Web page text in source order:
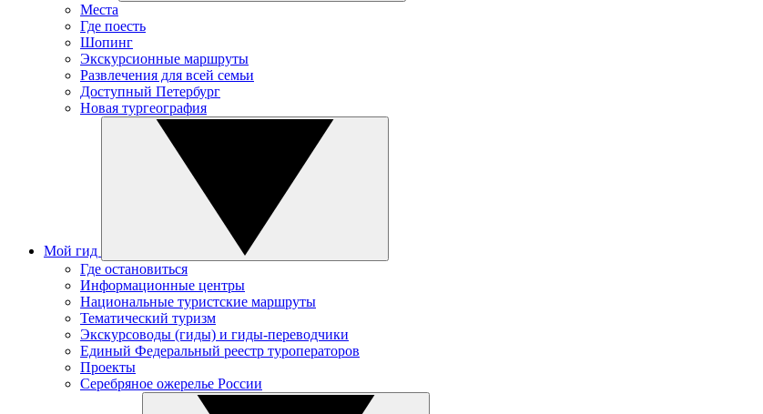
Места
Где поесть
Шопинг
Экскурсионные маршруты
Развлечения для всей семьи
Доступный Петербург
Новая тургеография
Мой гид
Где остановиться
Информационные центры
Национальные туристские маршруты
Тематический туризм
Экскурсоводы (гиды) и гиды-переводчики
Единый Федеральный реестр туроператоров
Проекты
Серебряное ожерелье России